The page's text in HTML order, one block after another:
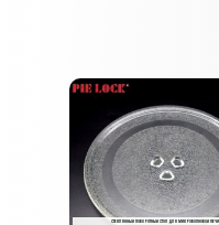
СТЕКЛЯННЫЙ ПОВОРОТНЫЙ СТОЛ ДЛЯ МИКРОВОЛНОВОЙ ПЕЧИ